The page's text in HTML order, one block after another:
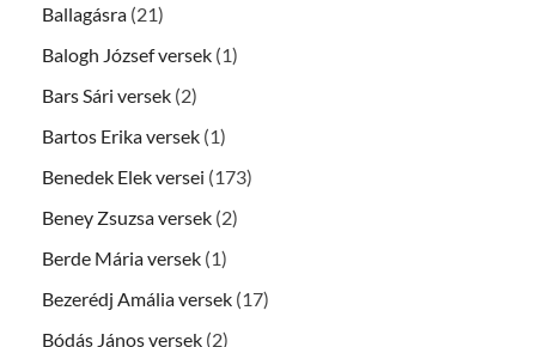
Ballagásra (21)
Balogh József versek (1)
Bars Sári versek (2)
Bartos Erika versek (1)
Benedek Elek versei (173)
Beney Zsuzsa versek (2)
Berde Mária versek (1)
Bezerédj Amália versek (17)
Bódás János versek (2)